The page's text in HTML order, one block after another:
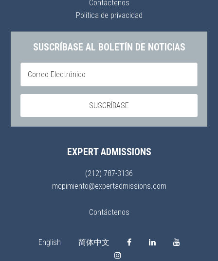
Contáctenos
Política de privacidad
SUSCRÍBASE AL BOLETÍN DE NOTICIAS
EXPERT ADMISSIONS
(212) 787-3136
mcpimiento@expertadmissions.com
Contáctenos
English 简体中文